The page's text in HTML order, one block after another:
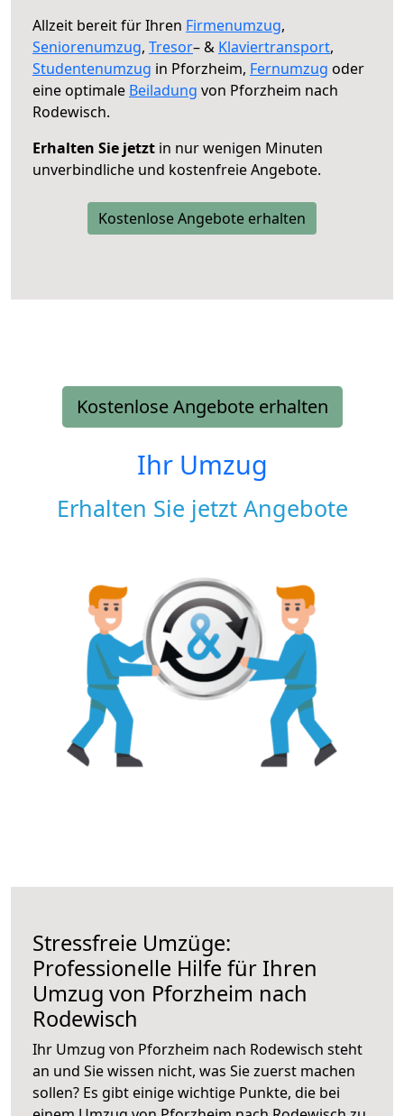
Allzeit bereit für Ihren Firmenumzug,
Seniorenumzug, Tresor– & Klaviertransport,
Studentenumzug in Pforzheim, Fernumzug oder
eine optimale Beiladung von Pforzheim nach
Rodewisch.
Erhalten Sie jetzt in nur wenigen Minuten
unverbindliche und kostenfreie Angebote.
Kostenlose Angebote erhalten
Kostenlose Angebote erhalten
Ihr Umzug
Erhalten Sie jetzt Angebote
Stressfreie Umzüge:
Professionelle Hilfe für Ihren
Umzug von Pforzheim nach
Rodewisch
Ihr Umzug von Pforzheim nach Rodewisch steht
an und Sie wissen nicht, was Sie zuerst machen
sollen? Es gibt einige wichtige Punkte, die bei